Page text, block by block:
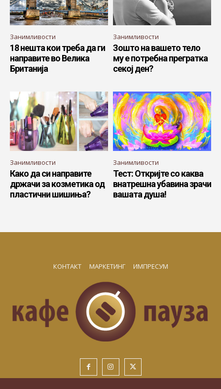
Занимливости
18 нешта кои треба да ги
направите во Велика
Британија
Занимливости
Зошто на вашето тело
му е потребна прегратка
секој ден?
Занимливости
Како да си направите
држачи за козметика од
пластични шишиња?
Занимливости
Тест: Откријте со каква
внатрешна убавина зрачи
вашата душа!
КОНТАКТ МАРКЕТИНГ ИМПРЕСУМ